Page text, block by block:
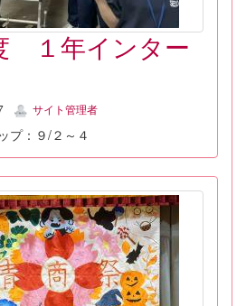
１年インター
サイト管理者
プ：９/２～４